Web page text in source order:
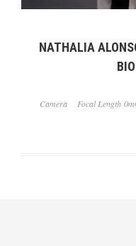
NATHALIA
Camera Focal Length